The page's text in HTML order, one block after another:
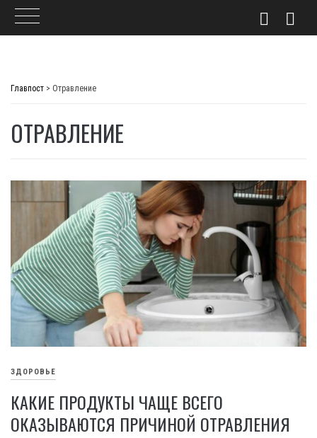
Главпост > Отравление
ОТРАВЛЕНИЕ
ЗДОРОВЬЕ
КАКИЕ ПРОДУКТЫ ЧАЩЕ ВСЕГО
ОКАЗЫВАЮТСЯ ПРИЧИНОЙ ОТРАВЛЕНИЯ